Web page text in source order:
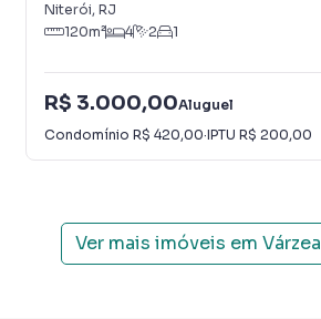
Niterói, RJ
120m² 4 2 1
R$ 3.000,00Aluguel
Condomínio R$ 420,00·IPTU R$ 200,00
Ver mais imóveis em